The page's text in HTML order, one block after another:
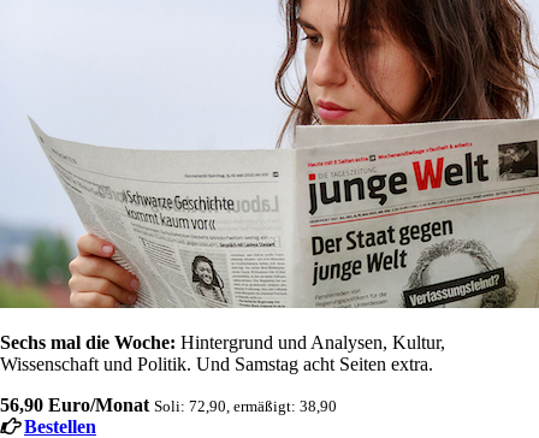
Sechs mal die Woche: Hintergrund und Analysen, Kultur,
Wissenschaft und Politik. Und Samstag acht Seiten extra.
56,90 Euro/Monat Soli: 72,90, ermäßigt: 38,90
Bestellen